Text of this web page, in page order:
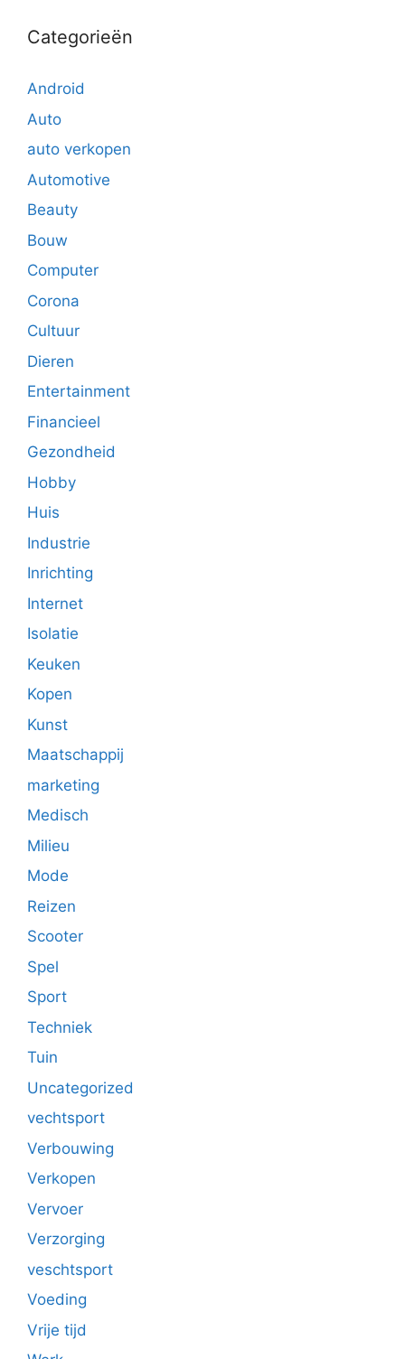
Categorieën
Android
Auto
auto verkopen
Automotive
Beauty
Bouw
Computer
Corona
Cultuur
Dieren
Entertainment
Financieel
Gezondheid
Hobby
Huis
Industrie
Inrichting
Internet
Isolatie
Keuken
Kopen
Kunst
Maatschappij
marketing
Medisch
Milieu
Mode
Reizen
Scooter
Spel
Sport
Techniek
Tuin
Uncategorized
vechtsport
Verbouwing
Verkopen
Vervoer
Verzorging
veschtsport
Voeding
Vrije tijd